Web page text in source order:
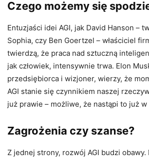
Czego możemy się
Entuzjaści idei AGI, jak David Hanson –
Sophia, czy Ben Goertzel – właściciel
twierdzą, że praca nad sztuczną
jak człowiek, intensywnie trwa. Elon
przedsiębiorca i wizjoner, wierzy, że
AGI stanie się czynnikiem naszej
już prawie – możliwe, że nastąpi to już
Zagrożenia czy szanse?
Z jednej strony, rozwój AGI budzi obawy.